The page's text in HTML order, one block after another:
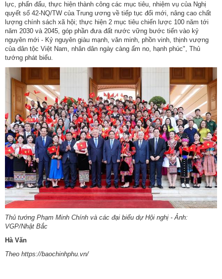
lực, phấn đấu, thực hiện thành công các mục tiêu, nhiệm vụ của Nghị
quyết số 42-NQ/TW của Trung ương về tiếp tục đổi mới, nâng cao chất
lượng chính sách xã hội; thực hiện 2 mục tiêu chiến lược 100 năm tới
năm 2030 và 2045, góp phần đưa đất nước vững bước tiến vào kỷ
nguyên mới - Kỷ nguyên giàu mạnh, văn minh, phồn vinh, thịnh vượng
của dân tộc Việt Nam, nhân dân ngày càng ấm no, hạnh phúc", Thủ
tướng phát biểu.
Thủ tướng Phạm Minh Chính và các đại biểu dự Hội nghị - Ảnh:
VGP/Nhật Bắc
Hà Văn
Theo https://baochinhphu.vn/